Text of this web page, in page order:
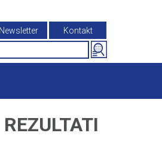
Newsletter
Kontakt
Search
for: